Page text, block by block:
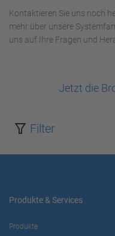
Kontaktieren Sie uns noch
mehr über unsere
uns auf Ihre Fragen und
Jetzt die
Filter
Produkte & Services
Produkte